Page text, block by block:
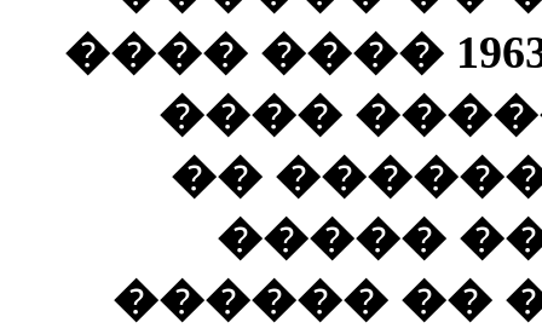
�� ��� 22 � 25 ���� 1963 ���� ����
���� ��
����
������
�������